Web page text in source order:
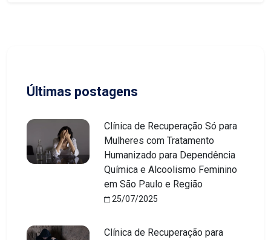
Últimas postagens
Clínica de Recuperação Só para
Mulheres com Tratamento
Humanizado para Dependência
Química e Alcoolismo Feminino
em São Paulo e Região
25/07/2025
Clínica de Recuperação para